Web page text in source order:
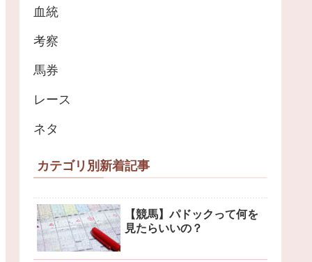
血統
考察
馬券
レース
ネタ
カテゴリ別新着記事
【競馬】パドックって何を
見たらいいの？